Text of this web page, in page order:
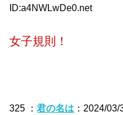
ID:a4NWLwDe0.net
女子規則！
325 ：君の名は ：2024/